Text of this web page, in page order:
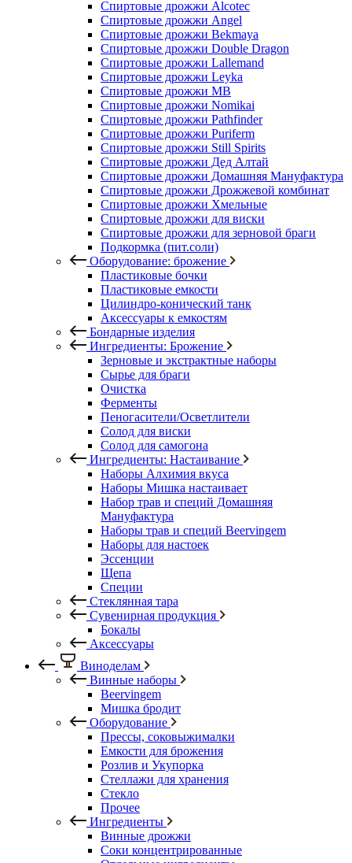
Спиртовые дрожжи Alcotec
Спиртовые дрожжи Angel
Спиртовые дрожжи Bekmaya
Спиртовые дрожжи Double Dragon
Спиртовые дрожжи Lallemand
Спиртовые дрожжи Leyka
Спиртовые дрожжи MB
Спиртовые дрожжи Nomikai
Спиртовые дрожжи Pathfinder
Спиртовые дрожжи Puriferm
Спиртовые дрожжи Still Spirits
Спиртовые дрожжи Дед Алтай
Спиртовые дрожжи Домашняя Мануфактура
Спиртовые дрожжи Дрожжевой комбинат
Спиртовые дрожжи Хмельные
Спиртовые дрожжи для виски
Спиртовые дрожжи для зерновой браги
Подкормка (пит.соли)
Оборудование: брожение
Пластиковые бочки
Пластиковые емкости
Цилиндро-конический танк
Аксессуары к емкостям
Бондарные изделия
Ингредиенты: Брожение
Зерновые и экстрактные наборы
Сырье для браги
Очистка
Ферменты
Пеногасители/Осветлители
Солод для виски
Солод для самогона
Ингредиенты: Настаивание
Наборы Алхимия вкуса
Наборы Мишка настаивает
Набор трав и специй Домашняя
Мануфактура
Наборы трав и специй Beervingem
Наборы для настоек
Эссенции
Щепа
Специи
Стеклянная тара
Сувенирная продукция
Бокалы
Аксессуары
Виноделам
Винные наборы
Beervingem
Мишка бродит
Оборудование
Прессы, соковыжималки
Емкости для брожения
Розлив и Укупорка
Стеллажи для хранения
Стекло
Прочее
Ингредиенты
Винные дрожжи
Соки концентрированные